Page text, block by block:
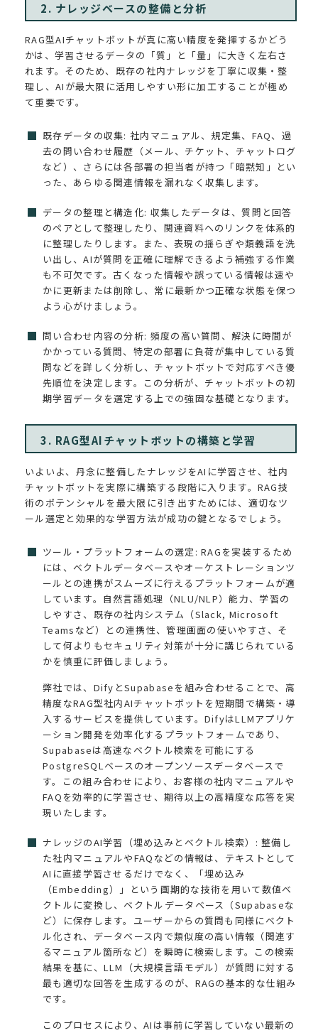
2. ナレッジベースの整備と分析
RAG型AIチャットボットが真に高い精度を発揮するかどう
かは、学習させるデータの「質」と「量」に大きく左右さ
れます。そのため、既存の社内ナレッジを丁寧に収集・整
理し、AIが最大限に活用しやすい形に加工することが極め
て重要です。
既存データの収集: 社内マニュアル、規定集、FAQ、過
去の問い合わせ履歴（メール、チケット、チャットログ
など）、さらには各部署の担当者が持つ「暗黙知」とい
った、あらゆる関連情報を漏れなく収集します。
データの整理と構造化: 収集したデータは、質問と回答
のペアとして整理したり、関連資料へのリンクを体系的
に整理したりします。また、表現の揺らぎや類義語を洗
い出し、AIが質問を正確に理解できるよう補強する作業
も不可欠です。古くなった情報や誤っている情報は速や
かに更新または削除し、常に最新かつ正確な状態を保つ
よう心がけましょう。
問い合わせ内容の分析: 頻度の高い質問、解決に時間が
かかっている質問、特定の部署に負荷が集中している質
問などを詳しく分析し、チャットボットで対応すべき優
先順位を決定します。この分析が、チャットボットの初
期学習データを選定する上での強固な基礎となります。
3. RAG型AIチャットボットの構築と学習
いよいよ、丹念に整備したナレッジをAIに学習させ、社内
チャットボットを実際に構築する段階に入ります。RAG技
術のポテンシャルを最大限に引き出すためには、適切なツ
ール選定と効果的な学習方法が成功の鍵となるでしょう。
ツール・プラットフォームの選定: RAGを実装するため
には、ベクトルデータベースやオーケストレーションツ
ールとの連携がスムーズに行えるプラットフォームが適
しています。自然言語処理（NLU/NLP）能力、学習の
しやすさ、既存の社内システム（Slack, Microsoft
Teamsなど）との連携性、管理画面の使いやすさ、そ
して何よりもセキュリティ対策が十分に講じられている
かを慎重に評価しましょう。
弊社では、DifyとSupabaseを組み合わせることで、高
精度なRAG型社内AIチャットボットを短期間で構築・導
入するサービスを提供しています。DifyはLLMアプリケ
ーション開発を効率化するプラットフォームであり、
Supabaseは高速なベクトル検索を可能にする
PostgreSQLベースのオープンソースデータベースで
す。この組み合わせにより、お客様の社内マニュアルや
FAQを効率的に学習させ、期待以上の高精度な応答を実
現いたします。
ナレッジのAI学習（埋め込みとベクトル検索）: 整備し
た社内マニュアルやFAQなどの情報は、テキストとして
AIに直接学習させるだけでなく、「埋め込み
（Embedding）」という画期的な技術を用いて数値ベ
クトルに変換し、ベクトルデータベース（Supabaseな
ど）に保存します。ユーザーからの質問も同様にベクト
ル化され、データベース内で類似度の高い情報（関連す
るマニュアル箇所など）を瞬時に検索します。この検索
結果を基に、LLM（大規模言語モデル）が質問に対する
最も適切な回答を生成するのが、RAGの基本的な仕組み
です。
このプロセスにより、AIは事前に学習していない最新の